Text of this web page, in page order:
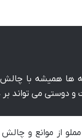
ها همیشه با چالش
دوستی می تواند بر
از موانع و